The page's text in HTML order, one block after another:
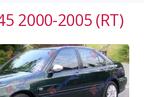
2000-2005 (RT)